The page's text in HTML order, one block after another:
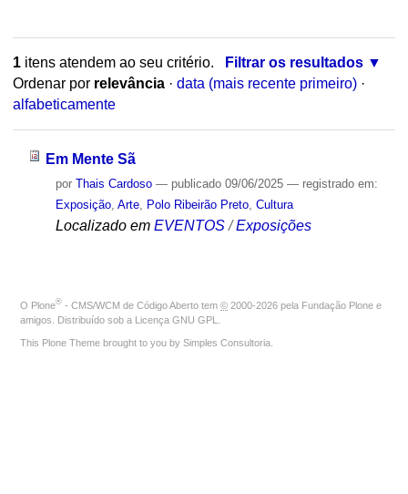
1itens atendem ao seu critério.
Filtrar os resultados
Ordenar por relevância · data (mais recente primeiro) ·
alfabeticamente
Em Mente Sã
por Thais Cardoso — publicado09/06/2025 — registrado em:
Exposição, Arte, Polo Ribeirão Preto, Cultura
Localizado em EVENTOS /Exposições
O Plone® - CMS/WCM de Código Aberto tem © 2000-2026 pela Fundação Plone e
amigos. Distribuído sob a Licença GNU GPL
This Plone Theme brought to you by Simples Consultoria